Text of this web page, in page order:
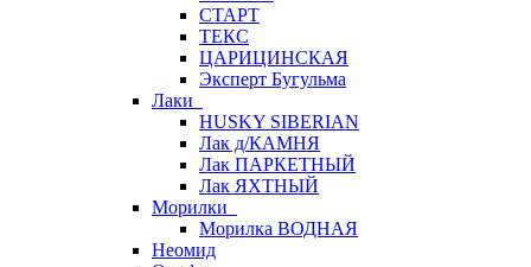
СТАРТ
ТЕКС
ЦАРИЦИНСКАЯ
Эксперт Бугульма
Лаки
HUSKY SIBERIAN
Лак д/КАМНЯ
Лак ПАРКЕТНЫЙ
Лак ЯХТНЫЙ
Морилки
Морилка ВОДНАЯ
Неомид